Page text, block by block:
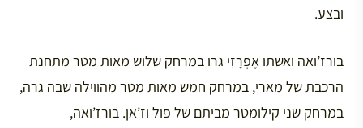
ובצע.
בורז’ואה ואשתו אֶפְרָזִי גרו במרחק שלוש מאות מטר מתחנת
הרכבת של מארי, במרחק חמש מאות מטר מהווילה שבה גרה,
במרחק שני קילומטר מביתם של פול וז’אן. בורז’ואה,